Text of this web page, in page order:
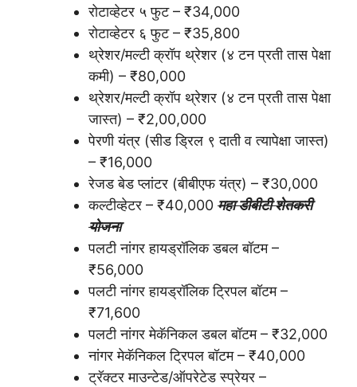
रोटाव्हेटर ५ फुट – ₹34,000
रोटाव्हेटर ६ फुट – ₹35,800
थ्रेशर/मल्टी क्रॉप थ्रेशर (४ टन प्रती तास पेक्षा
कमी) – ₹80,000
थ्रेशर/मल्टी क्रॉप थ्रेशर (४ टन प्रती तास पेक्षा
जास्त) – ₹2,00,000
पेरणी यंत्र (सीड ड्रिल ९ दाती व त्यापेक्षा जास्त)
– ₹16,000
रेजड बेड प्लांटर (बीबीएफ यंत्र) – ₹30,000
कल्टीव्हेटर – ₹40,000 महा डीबीटी शेतकरी
योजना
पलटी नांगर हायड्रॉलिक डबल बॉटम –
₹56,000
पलटी नांगर हायड्रॉलिक ट्रिपल बॉटम –
₹71,600
पलटी नांगर मेकॅनिकल डबल बॉटम – ₹32,000
नांगर मेकॅनिकल ट्रिपल बॉटम – ₹40,000
ट्रॅक्टर माउन्टेड/ऑपरेटेड स्प्रेयर –